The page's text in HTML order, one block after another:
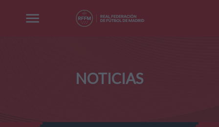
NOTICIAS